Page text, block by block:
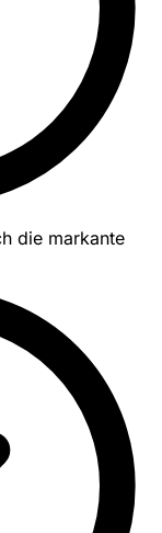
die markante